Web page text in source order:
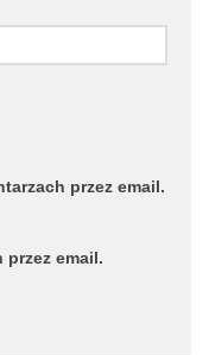
przez email.
email.